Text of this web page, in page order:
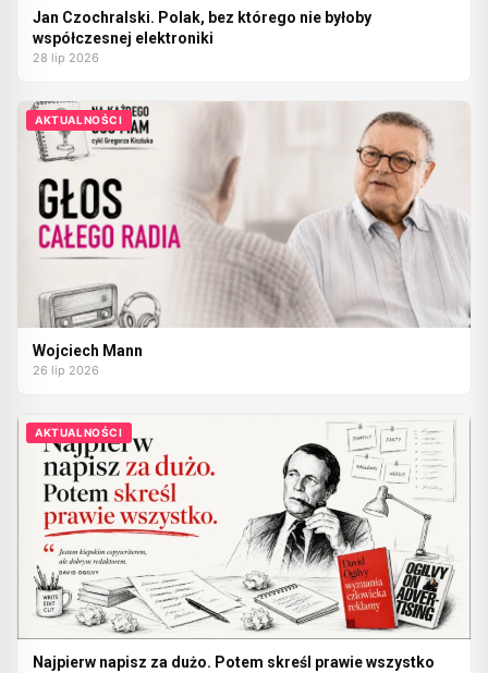
Jan Czochralski. Polak, bez którego nie byłoby
współczesnej elektroniki
28 lip 2026
AKTUALNOŚCI
Wojciech Mann
26 lip 2026
AKTUALNOŚCI
Najpierw napisz za dużo. Potem skreśl prawie wszystko